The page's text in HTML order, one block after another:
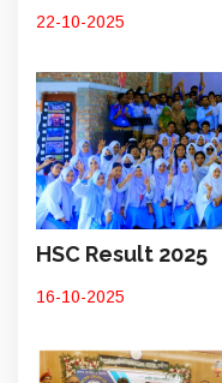
22-10-2025
HSC Result 2025
16-10-2025